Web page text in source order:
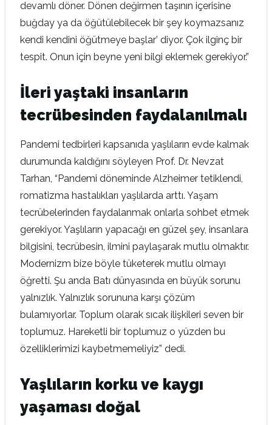
devamlı döner. Dönen değirmen taşının içerisine
buğday ya da öğütülebilecek bir şey koymazsanız
kendi kendini öğütmeye başlar’ diyor. Çok ilginç bir
tespit. Onun için beyne yeni bilgi eklemek gerekiyor.”
İleri yaştaki insanların
tecrübesinden faydalanılmalı
Pandemi tedbirleri kapsanıda yaşlıların evde kalmak
durumunda kaldığını söyleyen Prof. Dr. Nevzat
Tarhan, “Pandemi döneminde Alzheimer tetiklendi,
romatizma hastalıkları yaşlılarda arttı. Yaşam
tecrübelerinden faydalanmak onlarla sohbet etmek
gerekiyor. Yaşlıların yapacağı en güzel şey, insanlara
bilgisini, tecrübesin, ilmini paylaşarak mutlu olmaktır.
Modernizm bize böyle tüketerek mutlu olmayı
öğretti. Şu anda Batı dünyasında en büyük sorunu
yalnızlık. Yalnızlık sorununa karşı çözüm
bulamıyorlar. Toplum olarak sıcak ilişkileri seven bir
toplumuz. Hareketli bir toplumuz o yüzden bu
özelliklerimizi kaybetmemeliyiz” dedi.
Yaşlıların korku ve kaygı
yaşaması doğal